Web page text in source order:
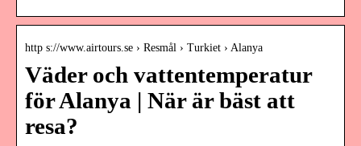
http s://www.airtours.se › Resmål › Turkiet › Alanya
Väder och vattentemperatur
för Alanya | När är bäst att
resa?